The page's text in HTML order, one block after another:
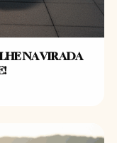
NA VIRADA